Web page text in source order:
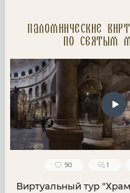
Паломнические
по святым
90 1
Виртуальный тур